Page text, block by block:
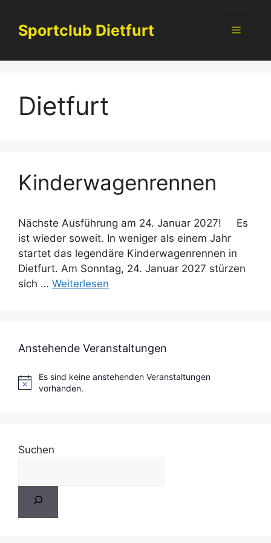
Inhalt
springen
Sportclub Dietfurt Menü
Dietfurt
Kinderwagenrennen
Nächste Ausführung am 24. Januar 2027! Es
ist wieder soweit. In weniger als einem Jahr
startet das legendäre Kinderwagenrennen in
Dietfurt. Am Sonntag, 24. Januar 2027 stürzen
sich … Weiterlesen
Anstehende Veranstaltungen
H
i
s
Es sind keine anstehenden Veranstaltungen
vorhanden.
Suchen